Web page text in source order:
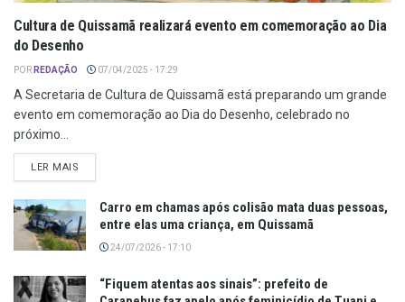
Cultura de Quissamã realizará evento em comemoração ao Dia
do Desenho
POR REDAÇÃO 07/04/2025 - 17:29
A Secretaria de Cultura de Quissamã está preparando um grande
evento em comemoração ao Dia do Desenho, celebrado no
próximo...
LER MAIS
Carro em chamas após colisão mata duas pessoas,
entre elas uma criança, em Quissamã
24/07/2026 - 17:10
“Fiquem atentas aos sinais”: prefeito de